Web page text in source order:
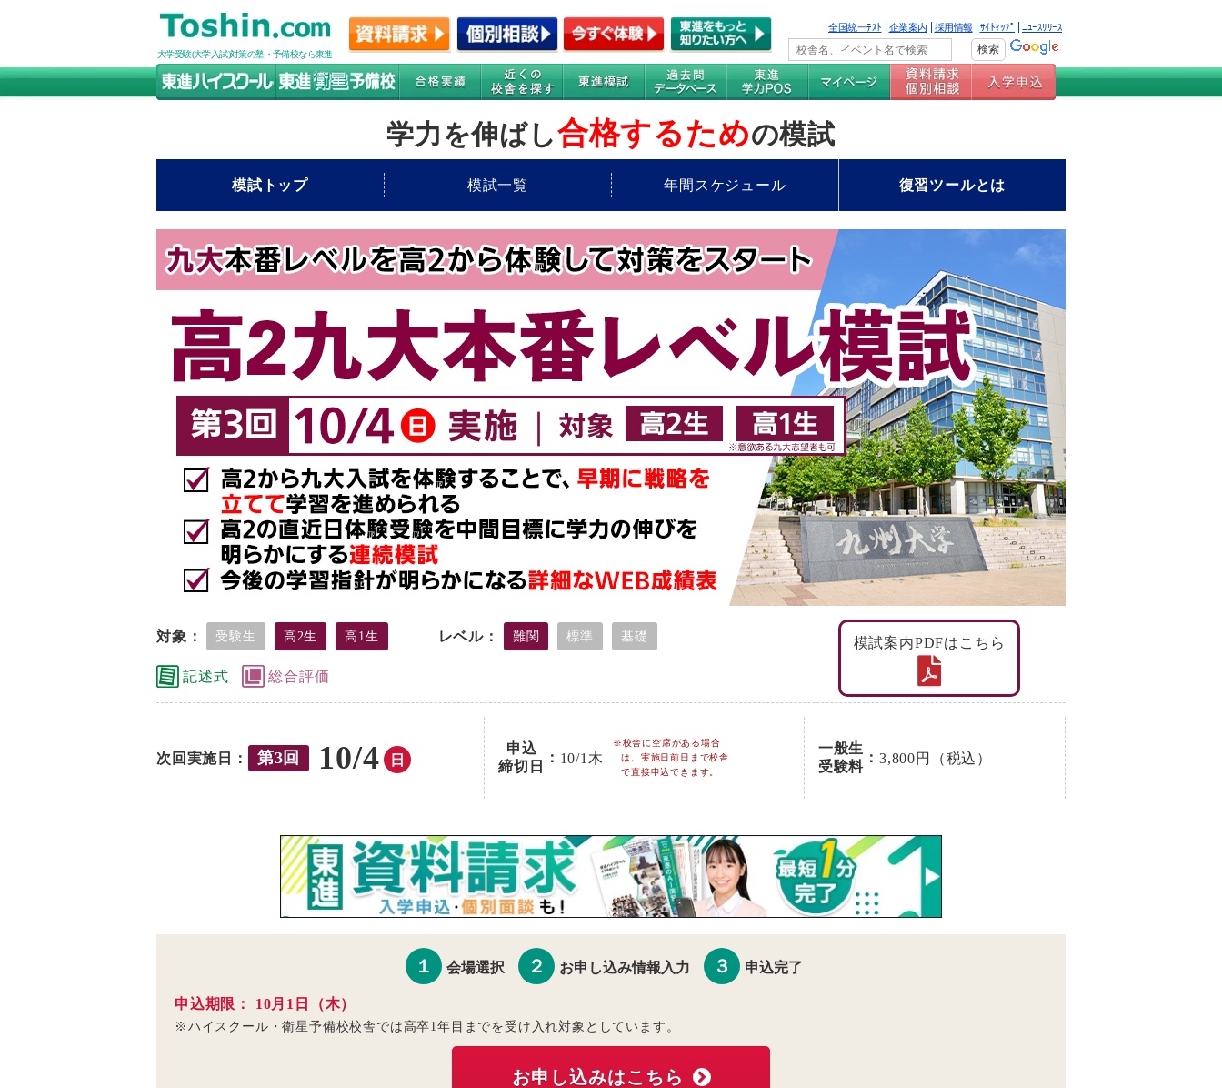
大学受験(大学入試)対策の塾・予備校なら東進
全国統一ﾃｽﾄ 企業案内 採用情報 ｻｲﾄﾏｯﾌﾟ ﾆｭｰｽﾘﾘｰｽ
学力を伸ばし合格するための模試
模試トップ 模試一覧 年間スケジュール 復習ツールとは
対象： 受験生 高2生 高1生 レベル： 難関 標準 基礎
記述式 総合評価
模試案内PDFはこちら
次回実施日： 第3回 10/4 日
申込
締切日
： 10/1 木
※校舎に空席がある場合
は、実施日前日まで校舎
で直接申込できます。
一般生
受験料
： 3,800円（税込）
１ 会場選択 ２ お申し込み情報入力 ３ 申込完了
申込期限： 10月1日（木）
※ハイスクール・衛星予備校校舎では高卒1年目までを受け入れ対象としています。
お申し込みはこちら